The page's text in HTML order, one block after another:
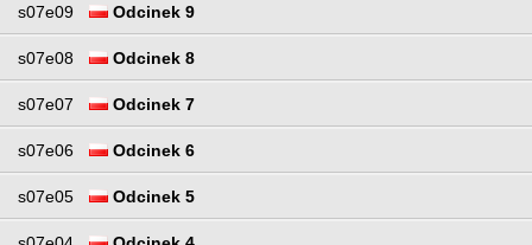
s07e09 Odcinek 9
s07e08 Odcinek 8
s07e07 Odcinek 7
s07e06 Odcinek 6
s07e05 Odcinek 5